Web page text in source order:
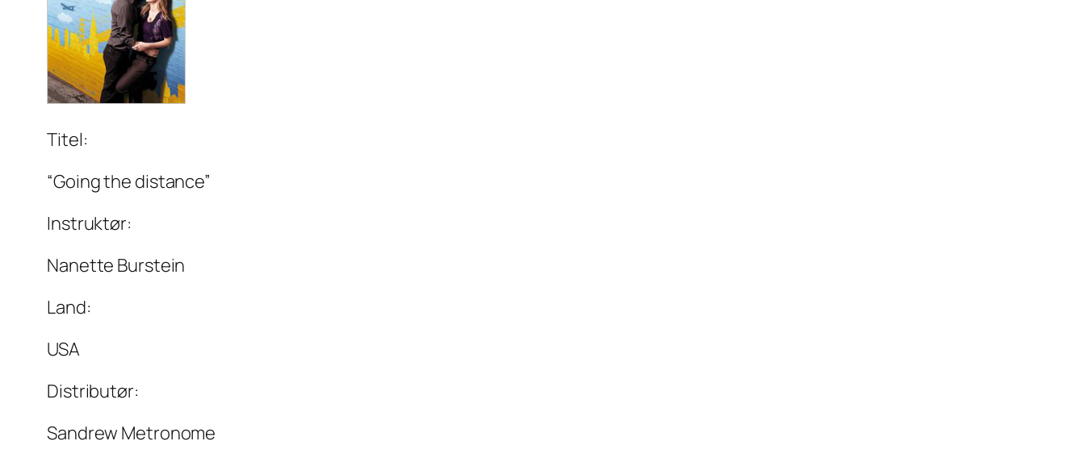
Titel:
“Going the distance”
Instruktør:
Nanette Burstein
Land:
USA
Distributør:
Sandrew Metronome